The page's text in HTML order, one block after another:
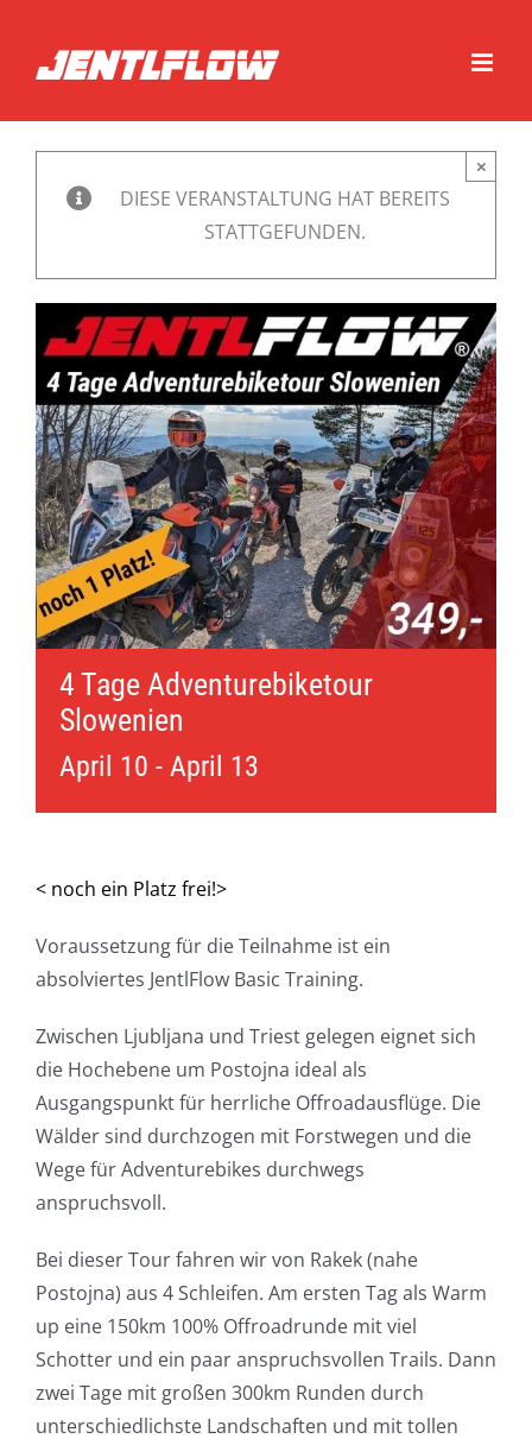
springen
DIESE VERANSTALTUNG HAT BEREITS
STATTGEFUNDEN.
×
4 Tage Adventurebiketour
Slowenien
April 10 - April 13
< noch ein Platz frei!>
Voraussetzung für die Teilnahme ist ein
absolviertes JentlFlow Basic Training.
Zwischen Ljubljana und Triest gelegen eignet sich
die Hochebene um Postojna ideal als
Ausgangspunkt für herrliche Offroadausflüge. Die
Wälder sind durchzogen mit Forstwegen und die
Wege für Adventurebikes durchwegs
anspruchsvoll.
Bei dieser Tour fahren wir von Rakek (nahe
Postojna) aus 4 Schleifen. Am ersten Tag als Warm
up eine 150km 100% Offroadrunde mit viel
Schotter und ein paar anspruchsvollen Trails. Dann
zwei Tage mit großen 300km Runden durch
unterschiedlichste Landschaften und mit tollen